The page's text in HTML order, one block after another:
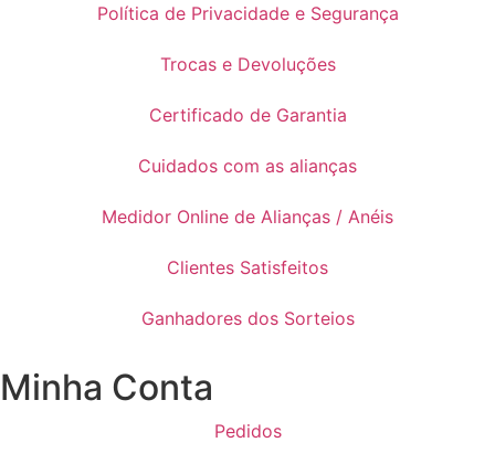
Política de Privacidade e Segurança
Trocas e Devoluções
Certificado de Garantia
Cuidados com as alianças
Medidor Online de Alianças / Anéis
Clientes Satisfeitos
Ganhadores dos Sorteios
Minha Conta
Pedidos